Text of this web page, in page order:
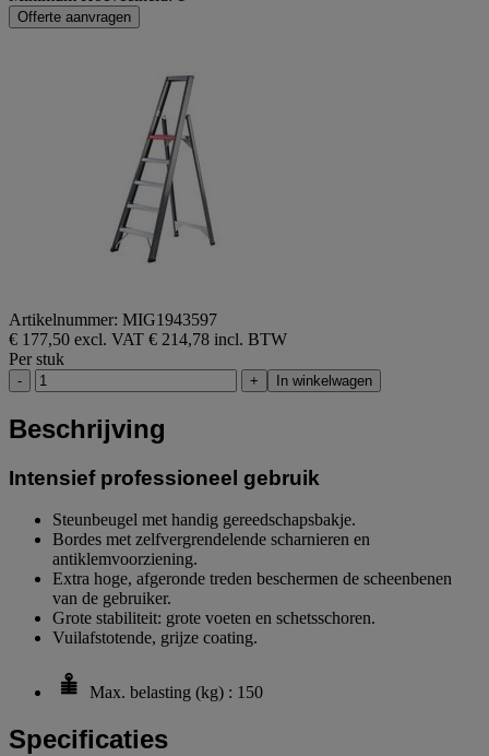
Offerte aanvragen
Artikelnummer: MIG1943597
€ 177,50 excl. VAT € 214,78 incl. BTW
Per stuk
- + In winkelwagen
Beschrijving
Intensief professioneel gebruik
Steunbeugel met handig gereedschapsbakje.
Bordes met zelfvergrendelende scharnieren en
antiklemvoorziening.
Extra hoge, afgeronde treden beschermen de scheenbenen
van de gebruiker.
Grote stabiliteit: grote voeten en schetsschoren.
Vuilafstotende, grijze coating.
Max. belasting (kg) : 150
Specificaties